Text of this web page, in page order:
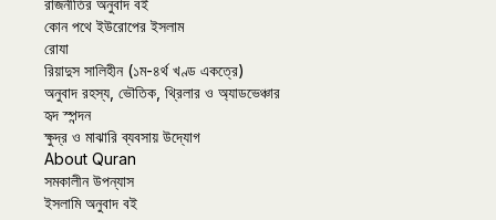
রাজনীতির অনুবাদ বই
কোন পথে ইউরোপের ইসলাম
রোযা
রিয়াদুস সালিহীন (১ম-৪র্থ খণ্ড একত্রে)
অনুবাদ রহস্য, ভৌতিক, থ্রিলার ও অ্যাডভেঞ্চার
হৃদ স্পন্দন
ক্ষুদ্র ও মাঝারি ব্যবসায় উদ্যোগ
About Quran
সমকালীন উপন্যাস
ইসলামি অনুবাদ বই